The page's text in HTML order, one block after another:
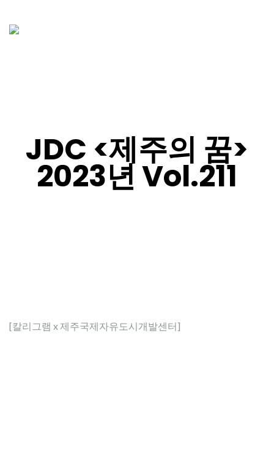
JDC <제주의 꿈>
2023년 Vol.211
[칼리그램 x 제주국제자유도시개발센터]